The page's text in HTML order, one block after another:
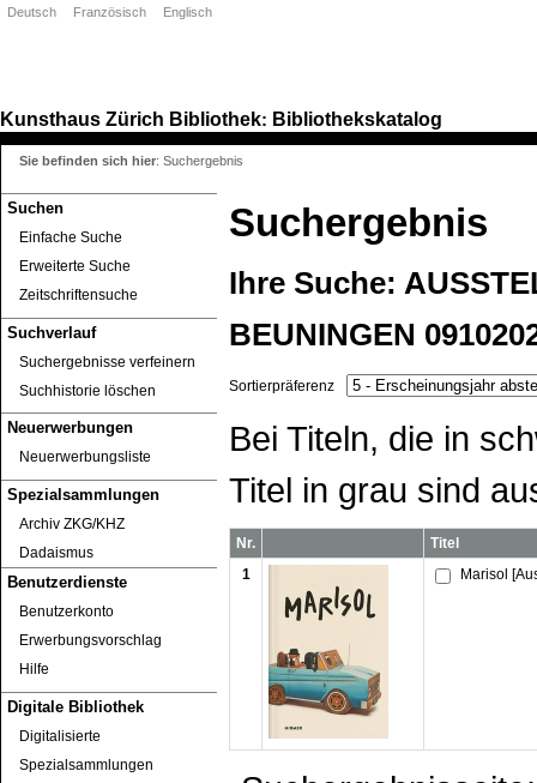
Kunsthaus Zürich Bibliothek: Bibliothekskatalog
Suchen
Einfache Suche
Erweiterte Suche
Zeitschriftensuche
Suchverlauf
Suchergebnisse verfeinern
Suchhistorie löschen
Neuerwerbungen
Neuerwerbungsliste
Spezialsammlungen
Archiv ZKG/KHZ
Dadaismus
Benutzerdienste
Benutzerkonto
Erwerbungsvorschlag
Hilfe
Digitale Bibliothek
Digitalisierte
Spezialsammlungen
Deutsch Französisch Englisch
Sie befinden sich hier: Suchergebnis
Suchergebnis
Ihre Suche:
BEUNINGEN
Sortierpräferenz
Bei Titeln, die in
Titel in grau sind
Nr.
Titel
1
Marisol